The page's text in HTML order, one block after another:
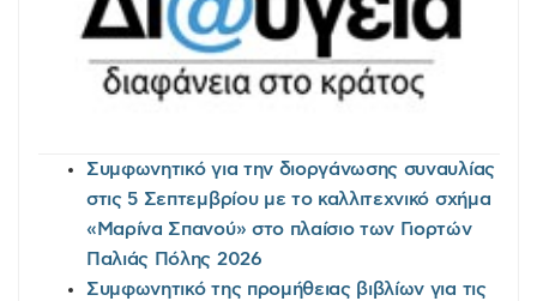
Συμφωνητικό για την διοργάνωσης συναυλίας
στις 5 Σεπτεμβρίου με το καλλιτεχνικό σχήμα
«Μαρίνα Σπανού» στο πλαίσιο των Γιορτών
Παλιάς Πόλης 2026
Συμφωνητικό της προμήθειας βιβλίων για τις